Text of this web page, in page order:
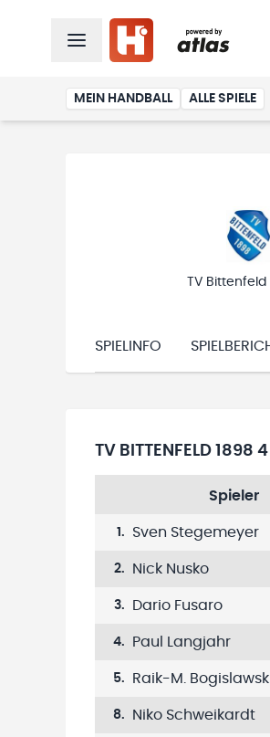
MEIN HANDBALL ALLE SPIELE
TV Bittenfeld
SPIELINFO
TV BITTENFELD 1898 4
Spieler
1 . Sven Stegemeyer
2. Nick Nusko
3. Dario Fusaro
4. Paul Langjahr
5. Raik-M.
8. Niko Schweikardt